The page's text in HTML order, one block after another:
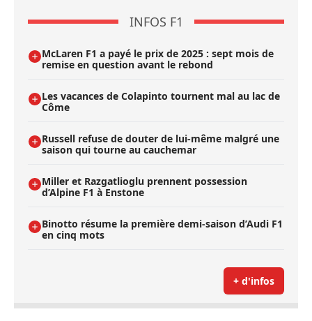
INFOS F1
McLaren F1 a payé le prix de 2025 : sept mois de
remise en question avant le rebond
Les vacances de Colapinto tournent mal au lac de
Côme
Russell refuse de douter de lui-même malgré une
saison qui tourne au cauchemar
Miller et Razgatlioglu prennent possession
d’Alpine F1 à Enstone
Binotto résume la première demi-saison d’Audi F1
en cinq mots
+ d'infos